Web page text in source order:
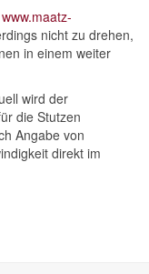
www.maatz-
nicht zu drehen,
in einem weiter
wird der
die Stutzen
Angabe von
direkt im